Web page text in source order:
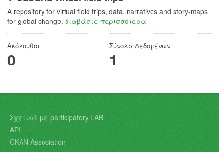
A repository for virtual field trips, data, narratives and story-maps
for global change. διαβάστε περισσότερα
Ακόλουθοι
0
Σύνολα Δεδομένων
1
Σχετικά με participatory LAB
API
CKAN Association